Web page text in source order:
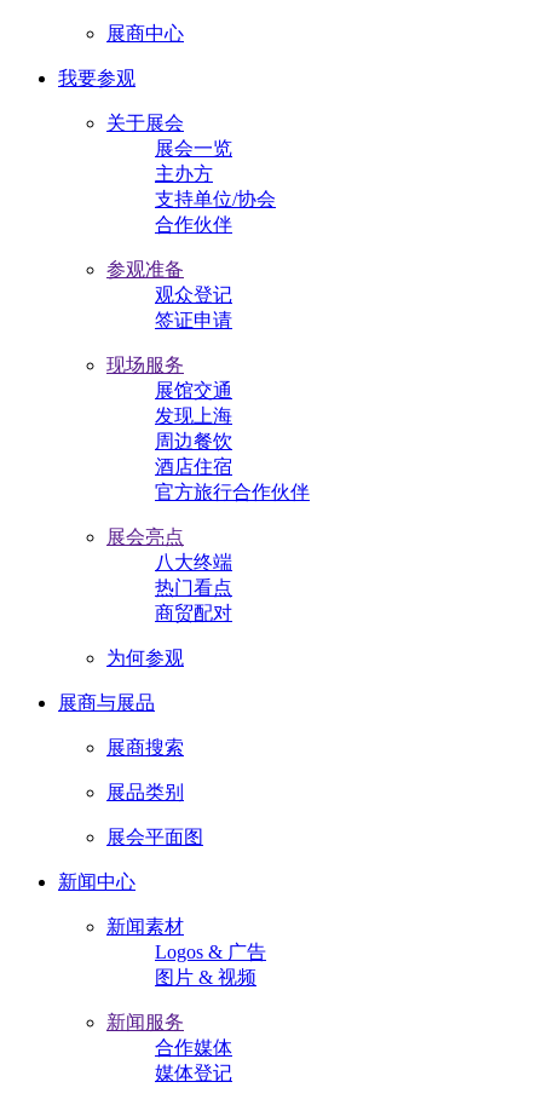
展商中心
我要参观
关于展会
展会一览
主办方
支持单位/协会
合作伙伴
参观准备
观众登记
签证申请
现场服务
展馆交通
发现上海
周边餐饮
酒店住宿
官方旅行合作伙伴
展会亮点
八大终端
热门看点
商贸配对
为何参观
展商与展品
展商搜索
展品类别
展会平面图
新闻中心
新闻素材
Logos & 广告
图片 & 视频
新闻服务
合作媒体
媒体登记